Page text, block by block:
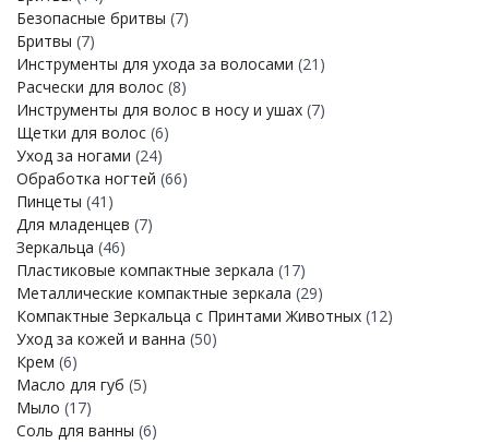
Безопасные бритвы (7)
Бритвы (7)
Инструменты для ухода за волосами (21)
Расчески для волос (8)
Инструменты для волос в носу и ушах (7)
Щетки для волос (6)
Уход за ногами (24)
Обработка ногтей (66)
Пинцеты (41)
Для младенцев (7)
Зеркальца (46)
Пластиковые компактные зеркала (17)
Металлические компактные зеркала (29)
Компактные Зеркальца с Принтами Животных (12)
Уход за кожей и ванна (50)
Крем (6)
Масло для губ (5)
Мыло (17)
Соль для ванны (6)